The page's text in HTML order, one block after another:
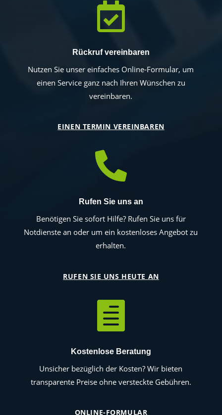

Rückruf vereinbaren
Nutzen Sie unser einfaches Online-Formular, um
einen Service ganz nach Ihren Wünschen zu
vereinbaren.
EINEN TERMIN VEREINBAREN

Rufen Sie uns an
Benötigen Sie sofort Hilfe? Rufen Sie uns für
Notdienste an oder um ein kostenloses Angebot zu
erhalten.
RUFEN SIE UNS HEUTE AN

Kostenlose Beratung
Unsicher bezüglich der Kosten? Wir bieten
transparente Preise ohne versteckte Gebühren.
ONLINE-FORMULAR